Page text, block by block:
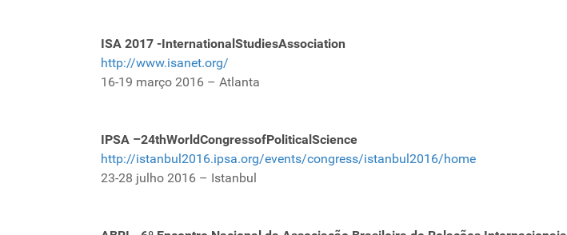
ISA 2017 -InternationalStudiesAssociation
http://www.isanet.org/
16-19 março 2016 – Atlanta
IPSA –24thWorldCongressofPoliticalScience
http://istanbul2016.ipsa.org/events/congress/istanbul2016/home
23-28 julho 2016 – Istanbul